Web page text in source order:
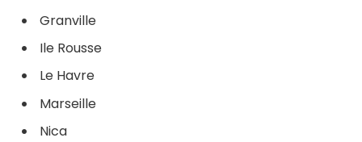
Granville
Ile Rousse
Le Havre
Marseille
Nica